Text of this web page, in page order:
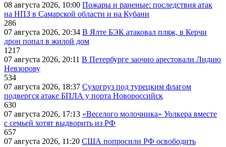
08 августа 2026, 10:00 Пожары и раненые: последствия атак
на НПЗ в Самарской области и на Кубани
286
07 августа 2026, 20:34 В Ялте БЭК атаковал пляж, в Керчи
дрон попал в жилой дом
1217
07 августа 2026, 20:11 В Петербурге заочно арестовали Лидию
Невзорову
534
07 августа 2026, 18:37 Сухогруз под турецким флагом
подвергся атаке БПЛА у порта Новороссийск
630
07 августа 2026, 17:13 «Веселого молочника» Уолкера вместе
с семьей хотят выдворить из РФ
657
07 августа 2026, 11:20 США попросили РФ освободить